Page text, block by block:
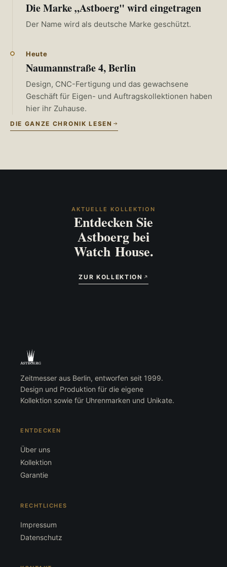
Die Marke „Astboerg" wird eingetragen
Der Name wird als deutsche Marke geschützt.
Heute
Naumannstraße 4, Berlin
Design, CNC-Fertigung und das gewachsene
Geschäft für Eigen- und Auftragskollektionen haben
hier ihr Zuhause.
DIE GANZE CHRONIK LESEN
AKTUELLE KOLLEKTION
Entdecken Sie
Astboerg bei
Watch House.
ZUR KOLLEKTION
Zeitmesser aus Berlin, entworfen seit 1999.
Design und Produktion für die eigene
Kollektion sowie für Uhrenmarken und Unikate.
ENTDECKEN
Über uns
Kollektion
Garantie
RECHTLICHES
Impressum
Datenschutz